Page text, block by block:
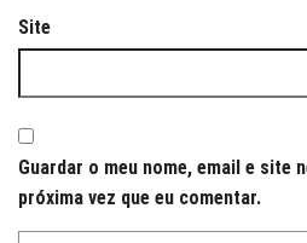
Site
Guardar o meu nome, email e site
próxima vez que eu comentar.